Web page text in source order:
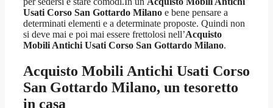
Usati Corso San Gottardo Milano e bene pensare a
determinati elementi e a determinate proposte. Quindi non
si deve mai e poi mai essere frettolosi nell’Acquisto
Mobili Antichi Usati Corso San Gottardo Milano.
Acquisto Mobili Antichi Usati Corso
San Gottardo Milano, un tesoretto
in casa